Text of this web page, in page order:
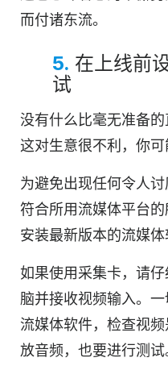
而付诸东流。
5. 在上线前
试
没有什么比毫无准备的
这对生意很不利，你可
为避免出现任何令人
符合所用流媒体平台
安装最新版本的流媒体
如果使用采集卡，请
脑并接收视频输入。
流媒体软件，检查视
放音频，也要进行测